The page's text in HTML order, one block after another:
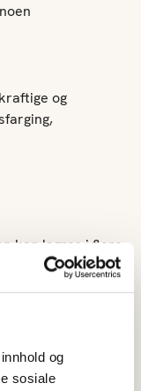
og
sosiale
og
kan lagres i flere
under
Ingefærrot
officinale